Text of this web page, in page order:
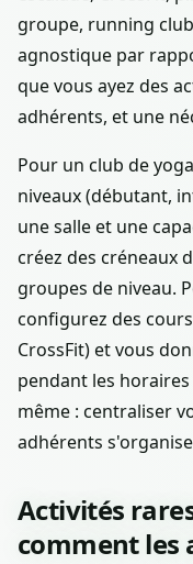
groupe, running
agnostique par
que vous ayez des
adhérents, et une
Pour un club de
niveaux (débutant,
une salle et une
créez des créneaux
groupes de niveau.
configurez des
CrossFit) et vous
pendant les
même : centraliser
adhérents
Activités
comment les